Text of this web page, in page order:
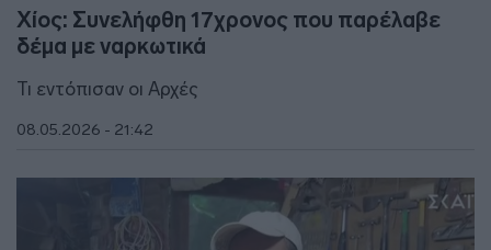
Χίος: Συνελήφθη 17χρονος που παρέλαβε
δέμα με ναρκωτικά
Τι εντόπισαν οι Αρχές
08.05.2026 - 21:42